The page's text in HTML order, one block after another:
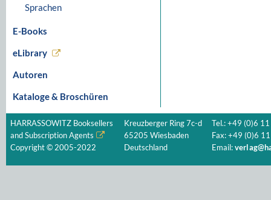
Sprachen
E-Books
eLibrary
Autoren
Kataloge & Broschüren
HARRASSOWITZ Booksellers
and Subscription Agents
Copyright © 2005-2022
Kreuzberger Ring 7c-d
65205 Wiesbaden
Deutschland
Tel.: +49 (0)6
Fax: +49 (0)6
Email: